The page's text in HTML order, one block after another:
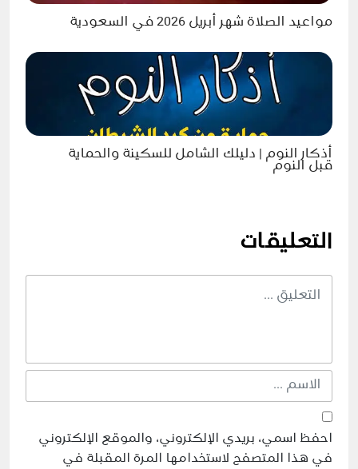
مواعيد الصلاة شهر أبريل 2026 في السعودية
أذكار النوم | دليلك الشامل للسكينة والحماية
قبل النوم
التعليقات
احفظ اسمي، بريدي الإلكتروني، والموقع الإلكتروني
في هذا المتصفح لاستخدامها المرة المقبلة في